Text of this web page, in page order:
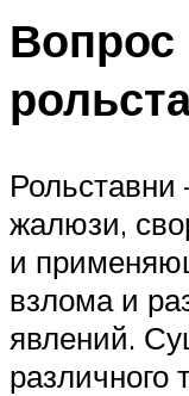
жалюзи,
и
взлома и
явлений.
различного